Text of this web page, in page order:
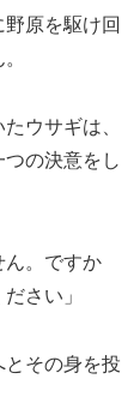
原を駆け回
ウサギは、
の決意をし
ん。ですか
さい」
その身を投